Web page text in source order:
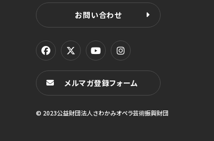
お問い合わせ
メルマガ登録フォーム
© 2023公益財団法人さわかみオペラ芸術振興財団